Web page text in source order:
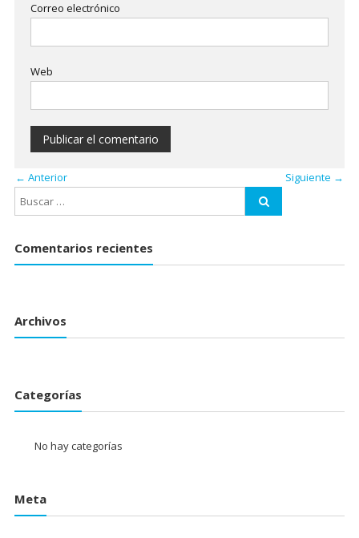
Correo electrónico
Web
← Anterior Siguiente →
Comentarios recientes
Archivos
Categorías
No hay categorías
Meta